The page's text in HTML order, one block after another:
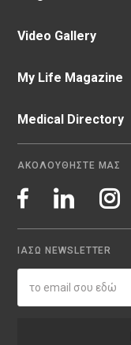
Video Gallery
My Life Magazine
Medical Directory
ΑΚΟΛΟΥΘΗΣΤΕ ΜΑΣ
ΙΑΣΩ NEWSLETTER